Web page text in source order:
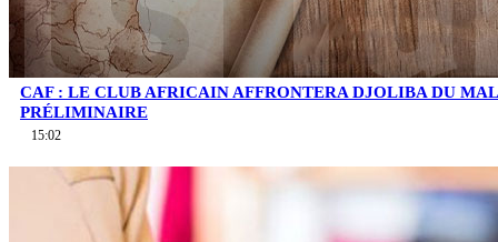
CAF : LE CLUB AFRICAIN AFFRONTERA DJOLIBA DU
PRÉLIMINAIRE
15:02